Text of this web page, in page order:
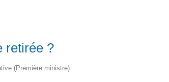
retirée ?
(Première ministre)